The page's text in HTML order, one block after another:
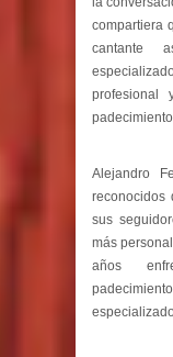
compartiera
cantante
profesional
Alejandro
reconocidos
sus
más
años